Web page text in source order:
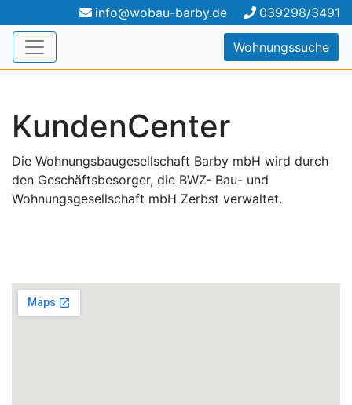
info@wobau-barby.de 039298/3491
Wohnungssuche
KundenCenter
Die Wohnungsbaugesellschaft Barby mbH wird durch
den Geschäftsbesorger, die BWZ- Bau- und
Wohnungsgesellschaft mbH Zerbst verwaltet.